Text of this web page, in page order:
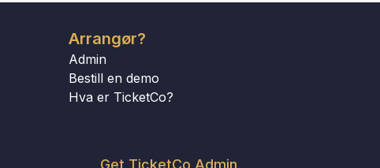
Arrangør?
Admin
Bestill en demo
Hva er TicketCo?
Get TicketCo Admin